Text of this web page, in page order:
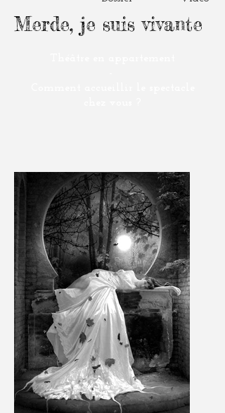
Merde, je suis vivante